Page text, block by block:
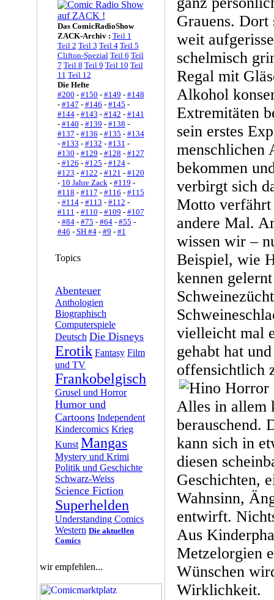
Das ComicRadioShow
ZACK-Archiv : Teil 1
Teil 2 Teil 3 Teil 4 Teil 5
Clifton-Spezial Teil 6 Teil
7 Teil 8 Teil 9 Teil 10 Teil
11 Teil 12
Die Hefte
#200 - #150 - #149 - #148
- #147 - #146 - #145 -
#144- #143 - #142 - #141
- #140 - #139 - #138 -
#137 - #136 - #135 - #134
- #133 - #132 - #131 -
#130 - #129 - #128 - #127
- #126 - #125 - #124-
#123 - #122 - #121 - #120
- 10 Jahre Zack- #119 -
#118 - #117 - #116 - #115
- #114- #113 - #112 -
#111 - #110 - #109 - #107
- #84- #75 - #64- #55 -
#46 - SH #4- #9 - #1
Topics
Abenteuer
Anthologien
Biographisch
Computerspiele
Deutsch Die Disneys
Erotik Fantasy Film
und TV
Frankobelgisch
Grusel und Horror
Humor und
Cartoons Independent
Kindercomics Krieg
Kunst Mangas
Mystery und Krimi
Politik und Geschichte
Schwarz-Weiss
Science Fiction
Superhelden
Understanding Comics
Western Die aktuellen
Comics
wir empfehlen...
Grauens.
weit
schelmisch
Regal mit
Alkohol
Extremitäten
sein erstes
menschlichen
bekommen
verbirgt sich
Motto
andere Mal.
wissen wir –
Beispiel, wie
kennen
vielleicht mal
gehabt hat
offensichtlich
Alles in allem
berauschend.
kann sich in
diesen
Geschichten,
Wahnsinn,
entwirft.
Aus
Metzelorgien
Wünschen
Wirklichkeit.